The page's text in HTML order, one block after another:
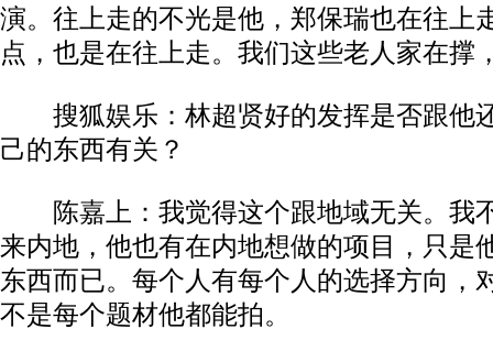
演。往上走的不光是他，郑保瑞也在往上
点，也是在往上走。我们这些老人家在撑
搜狐娱乐：林超贤好的发挥是否跟他
己的东西有关？
陈嘉上：我觉得这个跟地域无关。我
来内地，他也有在内地想做的项目，只是
东西而已。每个人有每个人的选择方向，
不是每个题材他都能拍。